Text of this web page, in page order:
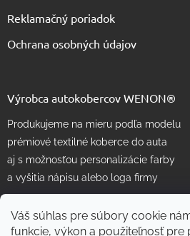
Váš súhlas pre súbory cookie
funkcie, výkon a použiteľnosť pre
Reklamačný poriadok
Ochrana osobných údajov
Výrobca autokobercov WENON®
Produkujeme na mieru podľa modelu
prémiové textilné koberce do auta
aj s možnosťou personalizácie farby
a vyšitia nápisu alebo loga firmy